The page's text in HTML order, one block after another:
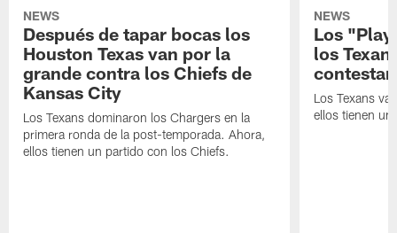
NEWS
Después de tapar bocas los
Houston Texas van por la
grande contra los Chiefs de
Kansas City
Los Texans dominaron los Chargers en la
primera ronda de la post-temporada. Ahora,
ellos tienen un partido con los Chiefs.
NEWS
Los
los
contestar
Los Texans
ellos tienen un